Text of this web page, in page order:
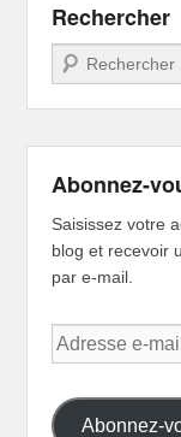
Rechercher
Recherche
Abonnez-
Saisissez votre
blog et recevoir
par e-mail.
Adresse
e-
Abonnez-